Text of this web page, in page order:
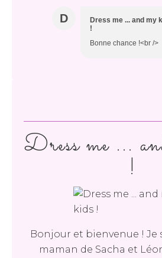
D
Dress me ... and my
!
Bonne chance !<br />
Dress me ...
!
Bonjour et bienvenue ! Je
maman de Sacha et